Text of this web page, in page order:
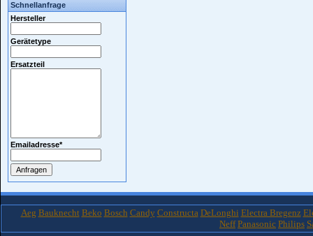
Schnellanfrage
Hersteller
Gerätetype
Ersatzteil
Emailadresse*
Aeg Bauknecht Beko Bosch Candy Constructa DeLonghi Electra Bregenz
Neff Panasonic Philips